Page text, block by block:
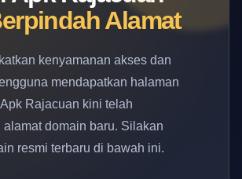
Alamat
kenyamanan akses dan
mendapatkan halaman
Rajacuan kini telah
alamat domain baru. Silakan
resmi terbaru di bawah ini.